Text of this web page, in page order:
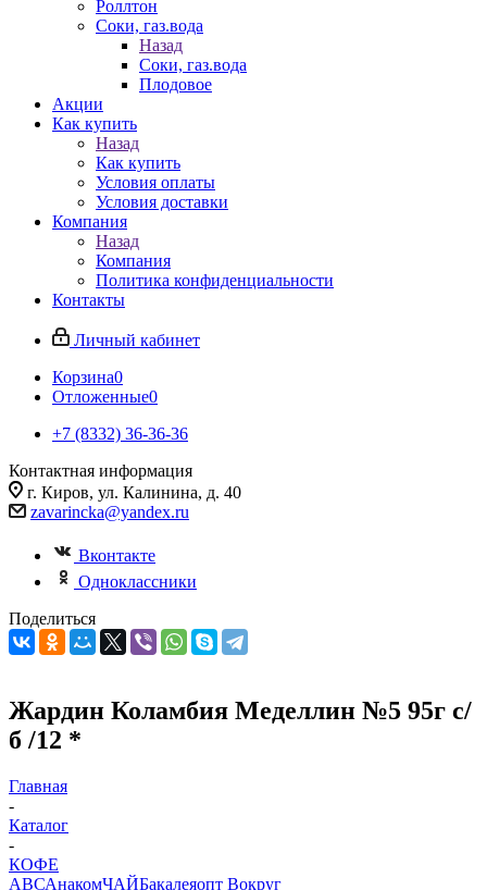
Роллтон
Соки, газ.вода
Назад
Соки, газ.вода
Плодовое
Акции
Как купить
Назад
Как купить
Условия оплаты
Условия доставки
Компания
Назад
Компания
Политика конфиденциальности
Контакты
Личный кабинет
Корзина0
Отложенные0
+7 (8332) 36-36-36
Контактная информация
г. Киров, ул. Калинина, д. 40
zavarincka@yandex.ru
Вконтакте
Одноклассники
Поделиться
Жардин Коламбия Меделлин №5 95г с/
б /12 *
Главная
-
Каталог
-
КОФЕ
АВСАнакомЧАЙБакалеяопт Вокруг